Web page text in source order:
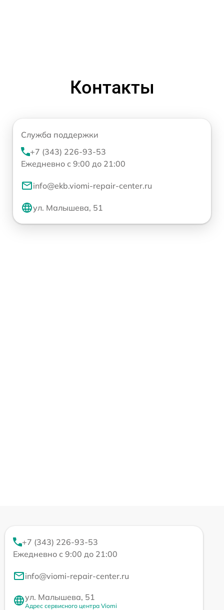
Контакты
Служба поддержки
+7 (343) 226-93-53
Ежедневно с 9:00 до 21:00
info@ekb.viomi-repair-center.ru
ул. Малышева, 51
+7 (343) 226-93-53
Ежедневно с 9:00 до 21:00
info@viomi-repair-center.ru
ул. Малышева, 51
Адрес сервисного центра Viomi